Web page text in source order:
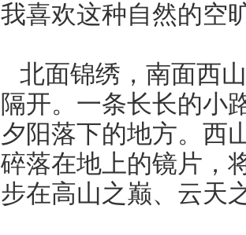
我喜欢这种自然的空
北面锦绣，南面西
隔开。一条长长的小
夕阳落下的地方。西
碎落在地上的镜片，
步在高山之巅、云天